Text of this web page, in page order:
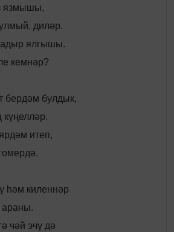
язмышы,
диләр.
ялгышы.
кемнәр?
бердәм булдык,
күңелләр.
итеп,
һәм киленнәр
чәй эчү дә